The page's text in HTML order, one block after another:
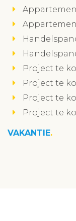
Project te
Project te
Project te
Project te
VAKANTIE